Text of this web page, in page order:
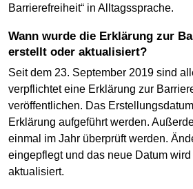
Barrierefreiheit“ in Alltagssprache.
Wann wurde die Erklärung zur Barrierefreiheit
erstellt oder aktualisiert?
Seit dem 23. September 2019 sind
verpflichtet eine Erklärung zur
veröffentlichen. Das
Erklärung aufgeführt werden.
einmal im Jahr überprüft werden.
eingepflegt und das neue Datum
aktualisiert.